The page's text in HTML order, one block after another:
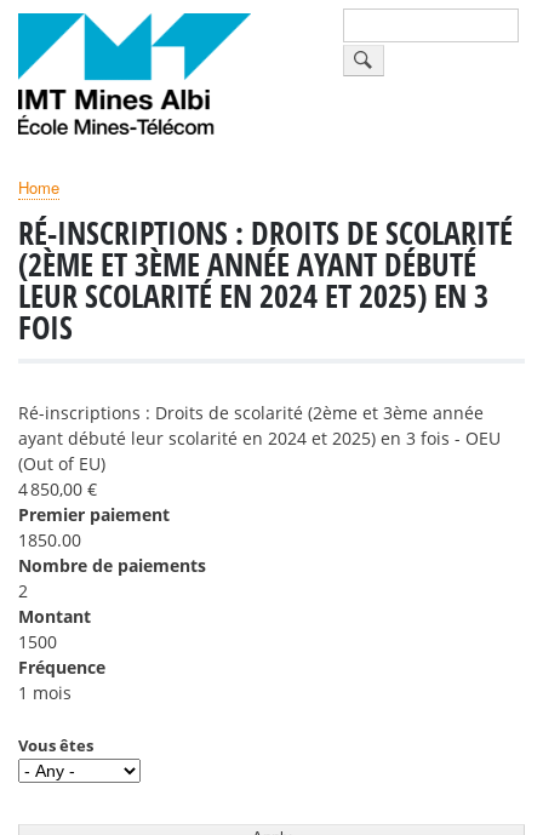
Search
BREADCRUMB
Home
RÉ-INSCRIPTIONS : DROITS DE SCOLARITÉ
(2ÈME ET 3ÈME ANNÉE AYANT DÉBUTÉ
LEUR SCOLARITÉ EN 2024 ET 2025) EN 3
FOIS
Ré-inscriptions : Droits de scolarité (2ème et 3ème année
ayant débuté leur scolarité en 2024 et 2025) en 3 fois - OEU
(Out of EU)
4 850,00 €
Premier paiement
1850.00
Nombre de paiements
2
Montant
1500
Fréquence
1 mois
Vous êtes